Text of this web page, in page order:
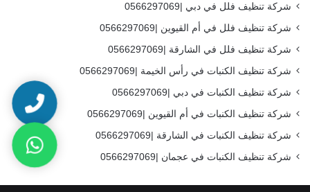
شركة تنظيف فلل في دبي |0566297069
شركة تنظيف فلل في أم القيوين |0566297069
شركة تنظيف فلل في الشارقة |0566297069
شركة تنظيف الكنبات في رأس الخيمة |0566297069
شركة تنظيف الكنبات في دبي |0566297069
شركة تنظيف الكنبات في أم القيوين |0566297069
شركة تنظيف الكنبات في الشارقة |0566297069
شركة تنظيف الكنبات في عجمان |0566297069